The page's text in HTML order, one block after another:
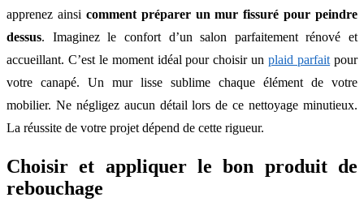
apprenez ainsi comment préparer un mur fissuré pour peindre
dessus. Imaginez le confort d’un salon parfaitement rénové et
accueillant. C’est le moment idéal pour choisir unplaid parfaitpour
votre canapé. Un mur lisse sublime chaque élément de votre
mobilier. Ne négligez aucun détail lors de ce nettoyage minutieux.
La réussite de votre projet dépend de cette rigueur.
Choisir et appliquer le bon produit de
rebouchage